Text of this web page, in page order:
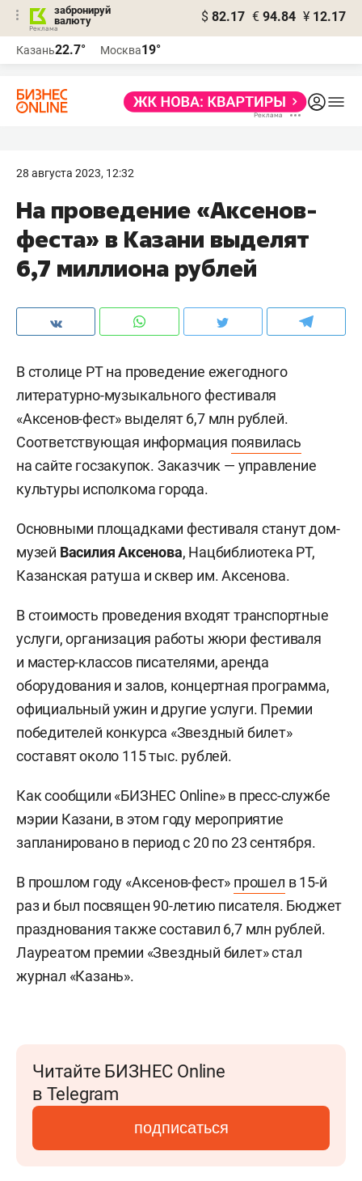
забронируй
валюту
$ 82.17 € 94.84 ¥ 12.17
Казань22.7° Москва19°
28 августа 2023, 12:32
На проведение «Аксенов-
феста» в Казани выделят
6,7 миллиона рублей
В столице РТ на проведение ежегодного
литературно-музыкального фестиваля
«Аксенов-фест» выделят 6,7 млн рублей.
Соответствующая информация появилась
на сайте госзакупок. Заказчик — управление
культуры исполкома города.
Основными площадками фестиваля станут дом-
музей Василия Аксенова, Нацбиблиотека РТ,
Казанская ратуша и сквер им. Аксенова.
В стоимость проведения входят транспортные
услуги, организация работы жюри фестиваля
и мастер-классов писателями, аренда
оборудования и залов, концертная программа,
официальный ужин и другие услуги. Премии
победителей конкурса «Звездный билет»
составят около 115 тыс. рублей.
Как сообщили «БИЗНЕС Online» в пресс-службе
мэрии Казани, в этом году мероприятие
запланировано в период с 20 по 23 сентября.
В прошлом году «Аксенов-фест» прошел в 15-й
раз и был посвящен 90-летию писателя. Бюджет
празднования также составил 6,7 млн рублей.
Лауреатом премии «Звездный билет» стал
журнал «Казань».
Читайте БИЗНЕС Online
в Telegram
подписаться